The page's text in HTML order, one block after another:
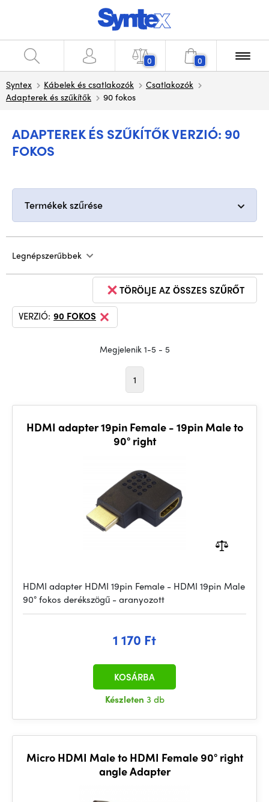
0 0
Syntex Kábelek és csatlakozók
Csatlakozók
Adapterek és szűkítők
90 fokos
ADAPTEREK ÉS SZŰKÍTŐK VERZIÓ: 90
FOKOS
Termékek szűrése
Legnépszerűbbek
TÖRÖLJE AZ ÖSSZES SZŰRŐT
VERZIÓ: 90 FOKOS
Megjelenik 1-5 - 5
1
HDMI adapter 19pin Female - 19pin Male to
90° right
HDMI adapter HDMI 19pin Female - HDMI 19pin Male
90° fokos derékszögű - aranyozott
1 170 Ft
Készleten 3 db
KOSÁRBA
Micro HDMI Male to HDMI Female 90° right
angle Adapter